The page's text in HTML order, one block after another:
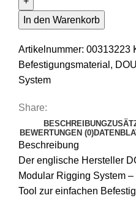
In den Warenkorb
Artikelnummer: 00313223
Befestigungsmaterial ,
System
Share:
BESCHREIBUNG
BEWERTUNGEN (0)
Beschreibung
Der englische Hersteller
Modular Rigging System
Tool zur einfachen